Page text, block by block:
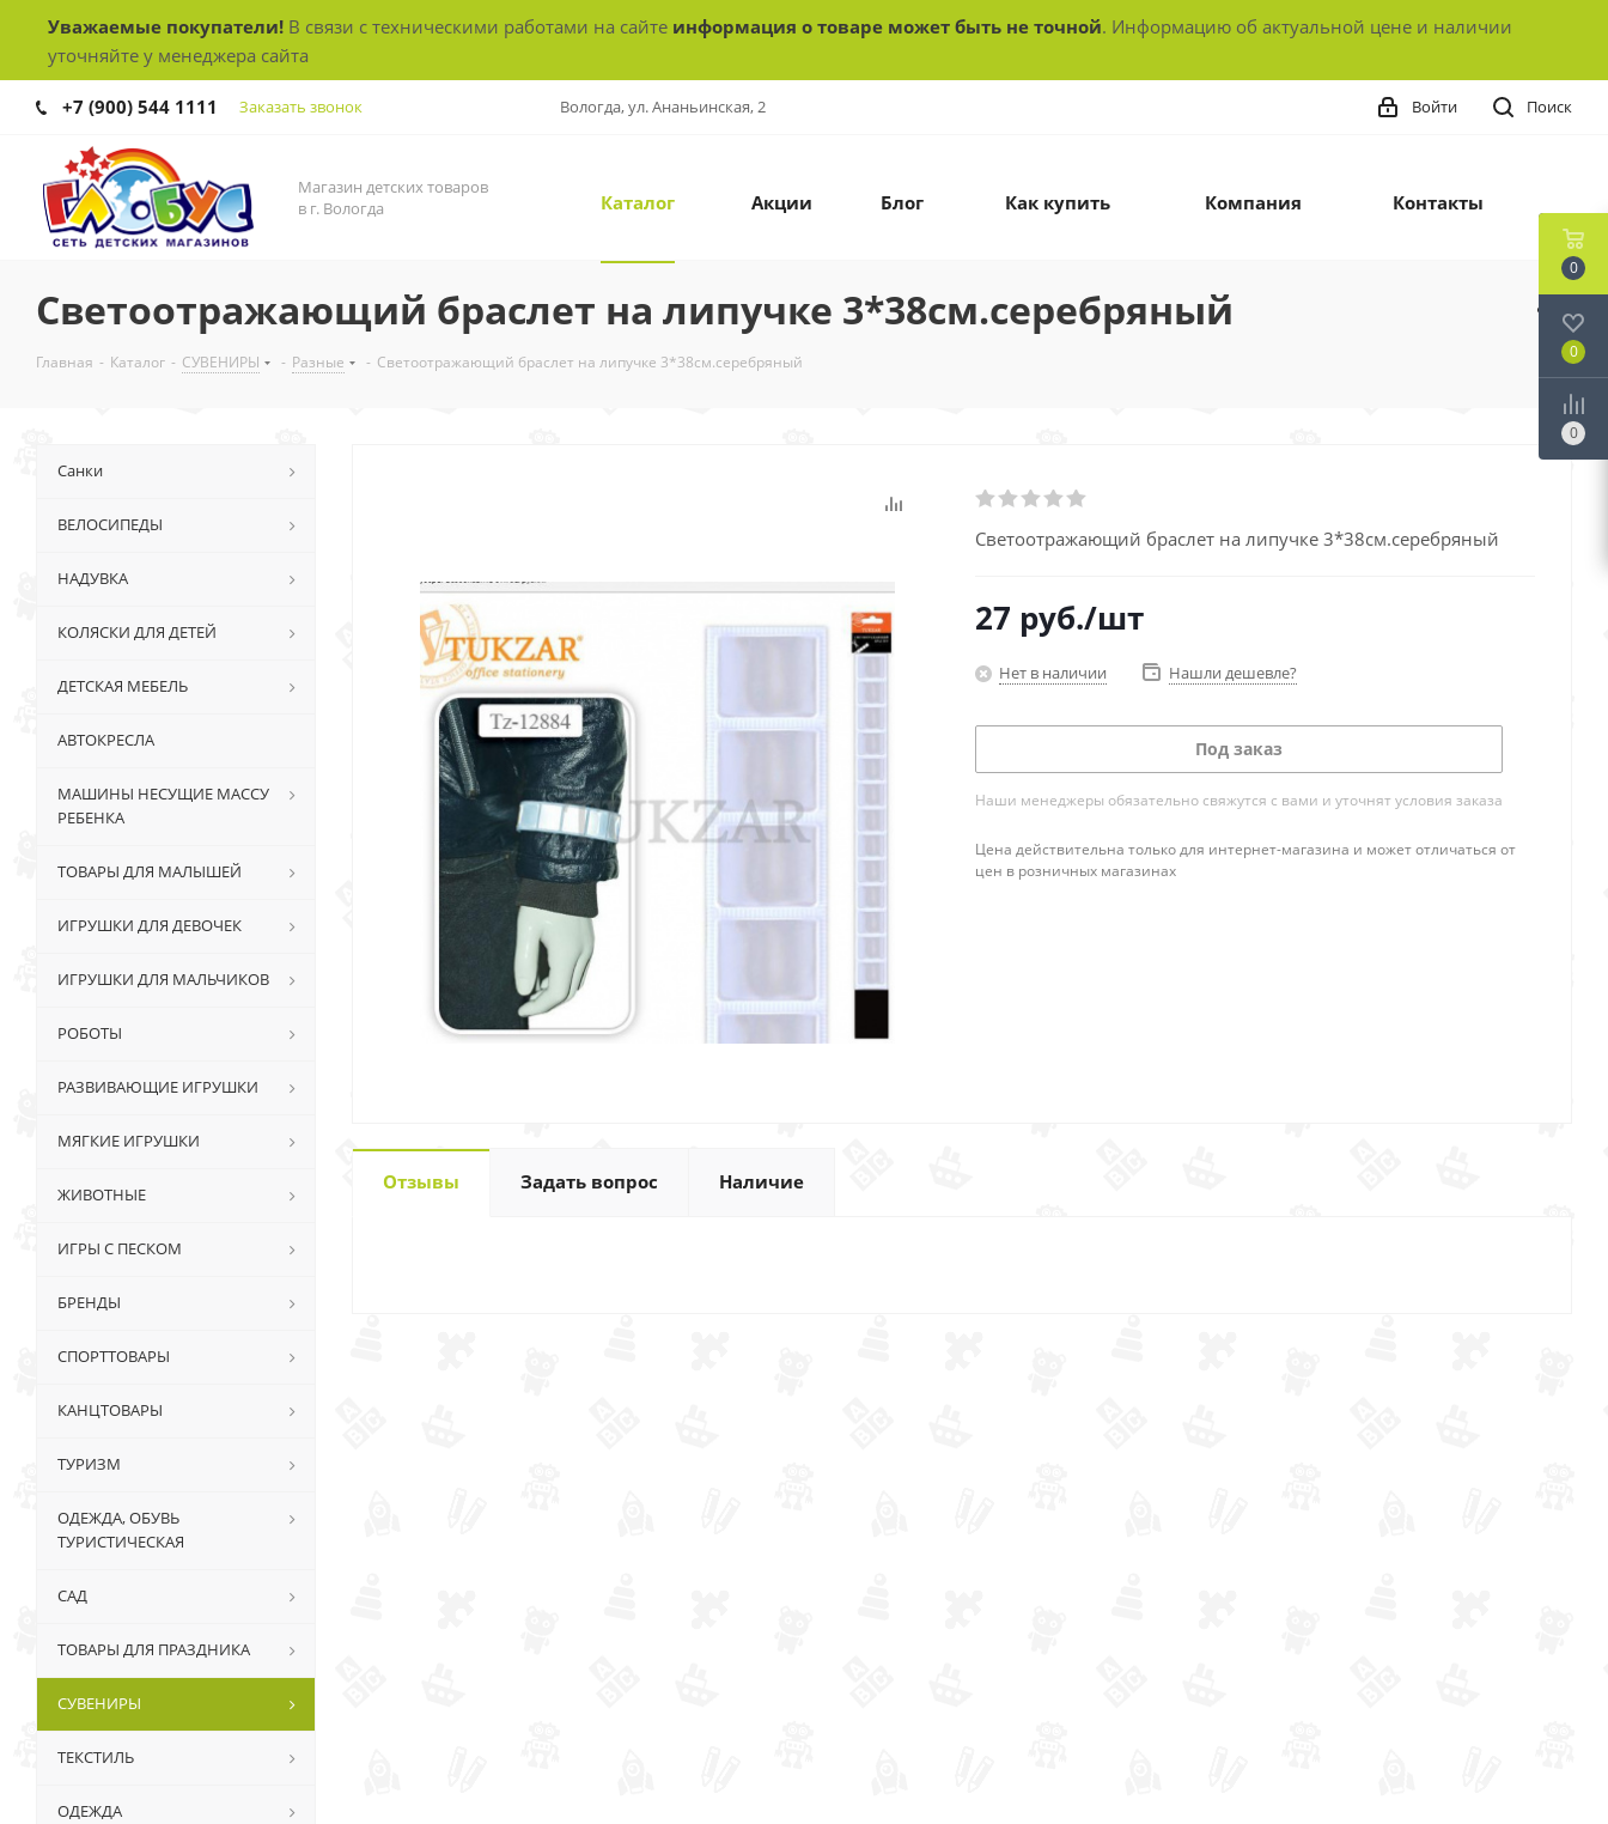
Уважаемые покупатели! В связи с техническими работами на сайте информация о товаре может быть не точной. Информацию об актуальной цене и наличии
уточняйте у менеджера сайта
+7 (900) 544 1111 Заказать звонок Вологда, ул. Ананьинская, 2 Поиск
Войти
Магазин детских товаров
в г. Вологда
Каталог Акции Блог Как купить Компания Контакты
Светоотражающий браслет на липучке 3*38см.серебряный
Главная - Каталог - СУВЕНИРЫ - Разные - Светоотражающий браслет на липучке 3*38см.серебряный
Светоотражающий браслет на липучке 3*38см.серебряный
27 руб./шт
Нет в наличии Нашли дешевле?
Под заказ
Наши менеджеры обязательно свяжутся с вами и уточнят условия заказа
Цена действительна только для интернет-магазина и может отличаться от
цен в розничных магазинах
Отзывы Задать вопрос Наличие
Санки
ВЕЛОСИПЕДЫ
НАДУВКА
КОЛЯСКИ ДЛЯ ДЕТЕЙ
ДЕТСКАЯ МЕБЕЛЬ
АВТОКРЕСЛА
МАШИНЫ НЕСУЩИЕ МАССУ
РЕБЕНКА
ТОВАРЫ ДЛЯ МАЛЫШЕЙ
ИГРУШКИ ДЛЯ ДЕВОЧЕК
ИГРУШКИ ДЛЯ МАЛЬЧИКОВ
РОБОТЫ
РАЗВИВАЮЩИЕ ИГРУШКИ
МЯГКИЕ ИГРУШКИ
ЖИВОТНЫЕ
ИГРЫ С ПЕСКОМ
БРЕНДЫ
СПОРТТОВАРЫ
КАНЦТОВАРЫ
ТУРИЗМ
ОДЕЖДА, ОБУВЬ
ТУРИСТИЧЕСКАЯ
САД
ТОВАРЫ ДЛЯ ПРАЗДНИКА
СУВЕНИРЫ
ТЕКСТИЛЬ
ОДЕЖДА
0
0
0